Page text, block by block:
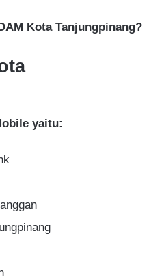
Kota Tanjungpinang?
yaitu: